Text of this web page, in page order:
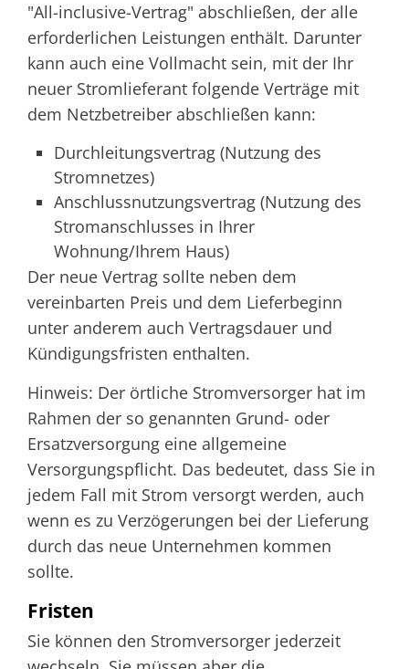
"All-inclusive-Vertrag" abschließen, der alle
erforderlichen Leistungen enthält. Darunter
kann auch eine Vollmacht sein, mit der Ihr
neuer Stromlieferant folgende Verträge mit
dem Netzbetreiber abschließen kann:
Durchleitungsvertrag (Nutzung des
Stromnetzes)
Anschlussnutzungsvertrag (Nutzung des
Stromanschlusses in Ihrer
Wohnung/Ihrem Haus)
Der neue Vertrag sollte neben dem
vereinbarten Preis und dem Lieferbeginn
unter anderem auch Vertragsdauer und
Kündigungsfristen enthalten.
Hinweis: Der örtliche Stromversorger hat im
Rahmen der so genannten Grund- oder
Ersatzversorgung eine allgemeine
Versorgungspflicht. Das bedeutet, dass Sie in
jedem Fall mit Strom versorgt werden, auch
wenn es zu Verzögerungen bei der Lieferung
durch das neue Unternehmen kommen
sollte.
Fristen
Sie können den Stromversorger jederzeit